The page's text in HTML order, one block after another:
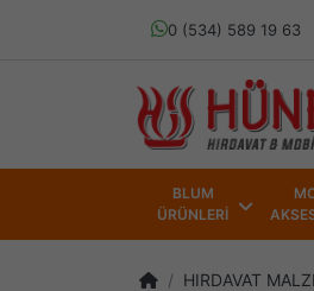
0 (534) 589 19 63
BLUM
ÜRÜNLERİ
HIRDAVAT